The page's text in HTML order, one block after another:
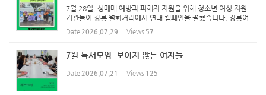
7월 28일, 성매매 예방과 피해자 지원을 위해 청소년·여성 지원
기관들이 강릉 월화거리에서 연대 캠페인을 펼쳤습니다. 강릉여
성의전화도 해솔상담소, 해솔터가 함께 참여했습니다.
Date 2026.07.29 Views 57
7월 독서모임_보이지 않는 여자들
Date 2026.07.21 Views 125